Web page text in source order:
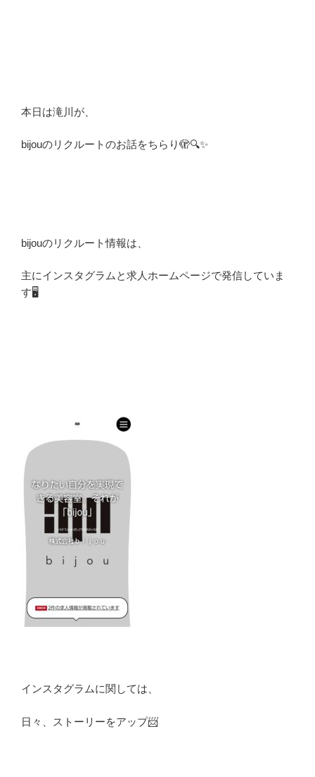
本日は滝川が、
bijouのリクルートのお話をちらり🫣🔍✨
bijouのリクルート情報は、
主にインスタグラムと求人ホームページで発信していま
す🖥️
インスタグラムに関しては、
日々、ストーリーをアップ📨